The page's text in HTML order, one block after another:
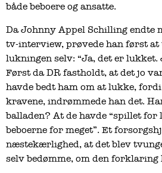
både beboere og ansatte.
Da Johnny Appel Schilling endte
tv-interview, prøvede han først
lukningen selv: “Ja, det er lukket.
Først da DR fastholdt, at det jo
havde bedt ham om at lukke,
kravene, indrømmede han det.
balladen? At de havde “spillet for
beboerne for meget”. Et
næstekærlighed, at det blev
selv bedømme, om den forklaring